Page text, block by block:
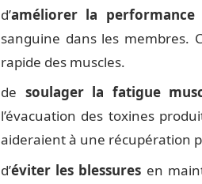
d’améliorer la performance
sanguine dans les membres.
rapide des muscles.
de soulager la fatigue
l’évacuation des toxines
aideraient à une récupération
d’éviter les blessures en